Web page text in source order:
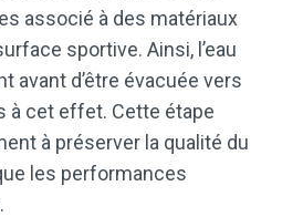
associé à des matériaux
sportive. Ainsi, l’eau
avant d’être évacuée vers
à cet effet. Cette étape
à préserver la qualité du
les performances